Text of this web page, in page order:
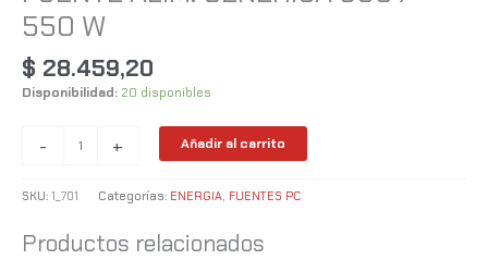
550 W
$ 28.459,20
Disponibilidad: 20 disponibles
- + Añadir al carrito
SKU: 1_701 Categorías: ENERGIA FUENTES PC
Productos relacionados